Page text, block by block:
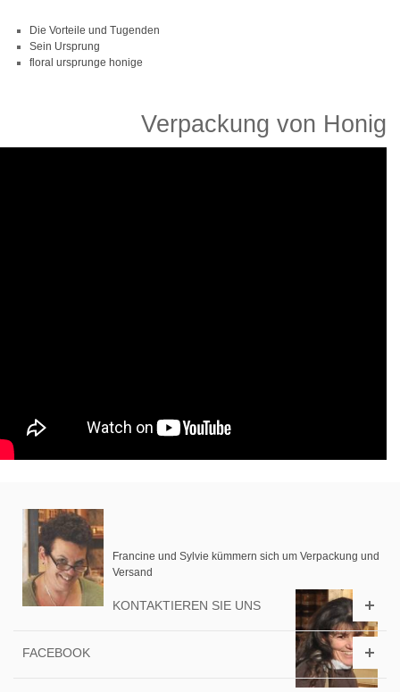
Die Vorteile und Tugenden
Sein Ursprung
floral ursprunge honige
Verpackung von Honig
Francine und Sylvie kümmern sich um Verpackung und
Versand
KONTAKTIEREN SIE UNS
FACEBOOK